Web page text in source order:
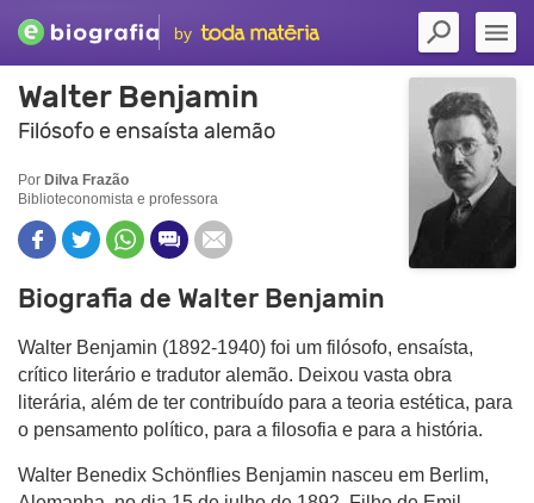
by
Walter Benjamin
Filósofo e ensaísta alemão
Por Dilva Frazão
Biblioteconomista e professora
Biografia de Walter Benjamin
Walter Benjamin (1892-1940) foi um filósofo, ensaísta,
crítico literário e tradutor alemão. Deixou vasta obra
literária, além de ter contribuído para a teoria estética, para
o pensamento político, para a filosofia e para a história.
Walter Benedix Schönflies Benjamin nasceu em Berlim,